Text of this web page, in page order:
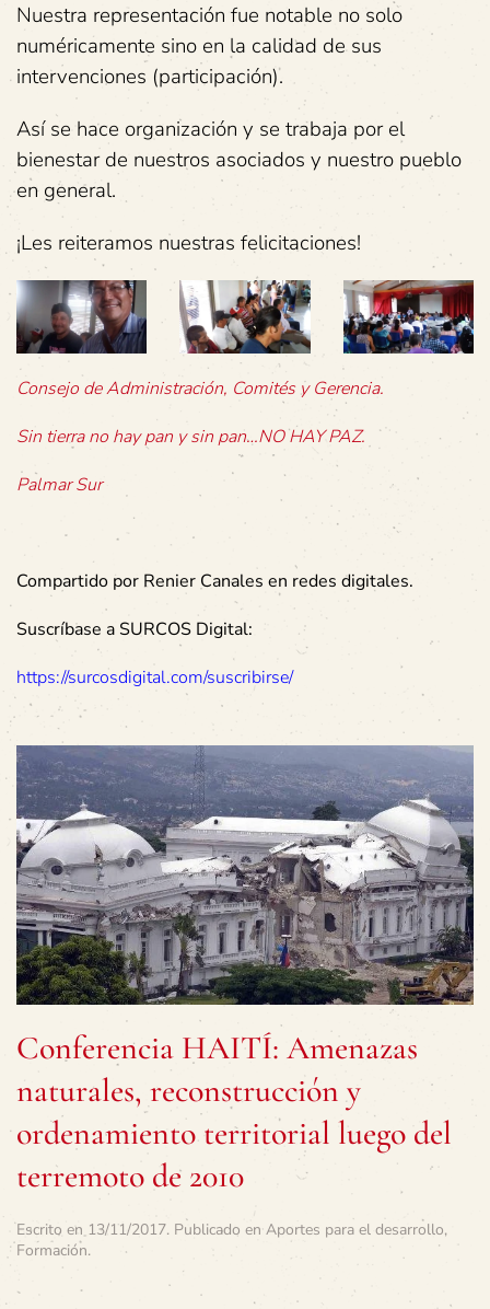
Nuestra representación fue notable no solo
numéricamente sino en la calidad de sus
intervenciones (participación).
Así se hace organización y se trabaja por el
bienestar de nuestros asociados y nuestro pueblo
en general.
¡Les reiteramos nuestras felicitaciones!
Consejo de Administración, Comités y Gerencia.
Sin tierra no hay pan y sin pan…NO HAY PAZ.
Palmar Sur
Compartido por Renier Canales en redes digitales.
Suscríbase a SURCOS Digital:
https://surcosdigital.com/suscribirse/
Conferencia HAITÍ: Amenazas
naturales, reconstrucción y
ordenamiento territorial luego del
terremoto de 2010
Escrito en13/11/2017. Publicado en Aportes para el desarrollo,
Formación.